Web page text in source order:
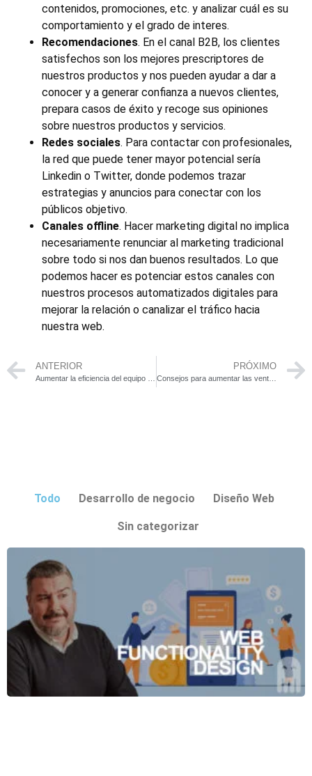
contenidos, promociones, etc. y analizar cuál es su
comportamiento y el grado de interes.
Recomendaciones. En el canal B2B, los clientes
satisfechos son los mejores prescriptores de
nuestros productos y nos pueden ayudar a dar a
conocer y a generar confianza a nuevos clientes,
prepara casos de éxito y recoge sus opiniones
sobre nuestros productos y servicios.
Redes sociales. Para contactar con profesionales,
la red que puede tener mayor potencial sería
Linkedin o Twitter, donde podemos trazar
estrategias y anuncios para conectar con los
públicos objetivo.
Canales offline. Hacer marketing digital no implica
necesariamente renunciar al marketing tradicional
sobre todo si nos dan buenos resultados. Lo que
podemos hacer es potenciar estos canales con
nuestros procesos automatizados digitales para
mejorar la relación o canalizar el tráfico hacia
nuestra web.
ANTERIOR PRÓXIMO
Consejos para aumentar las ventas a través del marketing digital y la automatización de las ventas
Todo Desarrollo de negocio Diseño Web
Sin categorizar